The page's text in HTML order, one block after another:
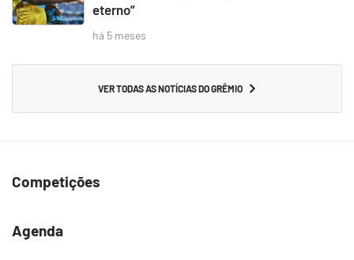
eterno”
há 5 meses
VER TODAS AS NOTÍCIAS DO GRÊMIO
Competições
Agenda